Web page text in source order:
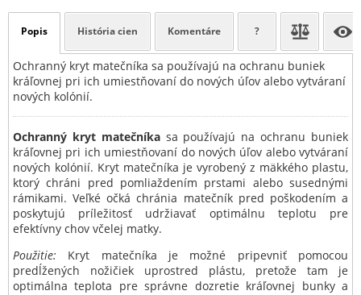
Popis História cien Komentáre ?
Ochranný kryt matečníka sa používajú na ochranu buniek
kráľovnej pri ich umiestňovaní do nových úľov alebo vytváraní
nových kolónií.
Ochranný kryt matečníkasa používajú na ochranu buniek
kráľovnej pri ich umiestňovaní do nových úľov alebo vytváraní
nových kolónií. Kryt matečníka je vyrobený z mäkkého plastu,
ktorý chráni pred pomliaždením prstami alebo susednými
rámikami. Veľké očká chránia matečník pred poškodením a
poskytujú príležitosť udržiavať optimálnu teplotu pre
efektívny chov včelej matky.
Použitie: Kryt matečníka je možné pripevniť pomocou
predĺžených nožičiek uprostred plástu, pretože tam je
optimálna teplota pre správne dozretie kráľovnej bunky a